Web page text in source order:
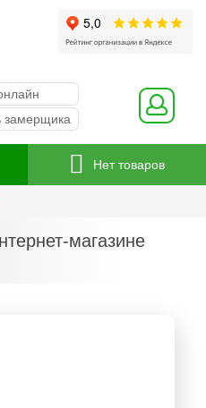
замерщика
Нет товаров
магазине